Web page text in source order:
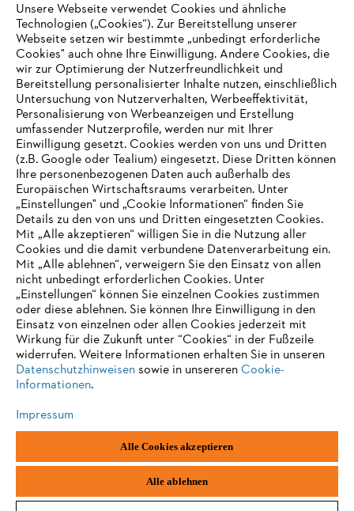
STIHL in Deutschland
Informationen für Lieferanten
Produkte
Kontakt
Karriere
Hinweisgebersystem
DatenschutzCookie Informationen
STIHL Kettenwerk GmbH & Co KG, 9500 Wil | STIHL VERTRIEBS AG,
Unsere Webseite verwendet Cookies und ähnliche
Technologien („Cookies“). Zur Bereitstellung unserer
Webseite setzen wir bestimmte „unbedingt erforderliche
Cookies" auch ohne Ihre Einwilligung. Andere Cookies, die
wir zur Optimierung der Nutzerfreundlichkeit und
Bereitstellung personalisierter Inhalte nutzen, einschließlich
Untersuchung von Nutzerverhalten, Werbeeffektivität,
Personalisierung von Werbeanzeigen und Erstellung
umfassender Nutzerprofile, werden nur mit Ihrer
Einwilligung gesetzt. Cookies werden von uns und Dritten
(z.B. Google oder Tealium) eingesetzt. Diese Dritten können
Ihre personenbezogenen Daten auch außerhalb des
Europäischen Wirtschaftsraums verarbeiten. Unter
„Einstellungen" und „Cookie Informationen“ finden Sie
Details zu den von uns und Dritten eingesetzten Cookies.
Mit „Alle akzeptieren“ willigen Sie in die Nutzung aller
Cookies und die damit verbundene Datenverarbeitung ein.
Mit „Alle ablehnen“, verweigern Sie den Einsatz von allen
nicht unbedingt erforderlichen Cookies. Unter
„Einstellungen“ können Sie einzelnen Cookies zustimmen
oder diese ablehnen. Sie können Ihre Einwilligung in den
Einsatz von einzelnen oder allen Cookies jederzeit mit
Wirkung für die Zukunft unter “Cookies“ in der Fußzeile
widerrufen. Weitere Informationen erhalten Sie in unseren
Datenschutzhinweisensowie in unsereren Cookie-
Informationen.
Impressum
Alle Cookies akzeptieren
Alle ablehnen